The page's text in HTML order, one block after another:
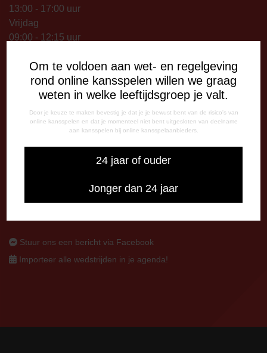
Om te voldoen aan wet- en regelgeving
rond online kansspelen willen we graag
weten in welke leeftijdsgroep je valt.
Door je keuze te maken bevestig je dat je je bewust bent van de risico's van
online kansspelen en dat je momenteel niet bent uitgesloten van deelname
aan kansspelen bij online kansspelaanbieders.
24 jaar of ouder
Jonger dan 24 jaar
13:00 - 17:00 uur
Vrijdag
09:00 - 12:15 uur
Op thuiswedstrijddagen bereikbaar vanaf 13:00 - 20:00 uur
CORRESPONDENTIE-ADRES
7800 AA Emmen
CONTACT
info@fcemmen.nl
Stuur ons een bericht via Facebook
Importeer alle wedstrijden in je agenda!